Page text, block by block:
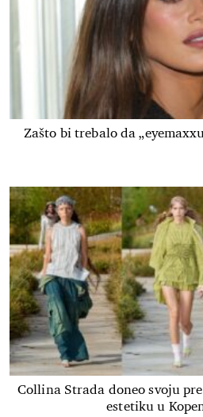
Zašto bi trebalo da
Collina Strada doneo svoju
estetiku u